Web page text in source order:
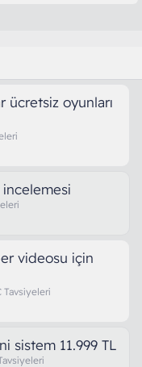
ücretsiz oyunları
videosu için
Tavsiyeleri
sistem 11.999 TL